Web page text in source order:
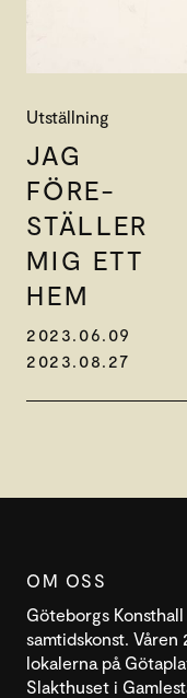
Utställning
JAG
FÖRE-
STÄLLER
MIG ETT
HEM
2023.06.09
2023.08.27
OM OSS
Göteborgs
samtidskonst. Våren
lokalerna på
Slakthuset i